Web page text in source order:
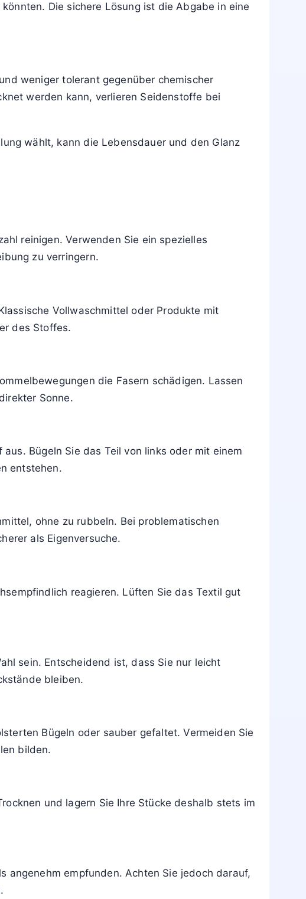
Die sichere Lösung ist die Abgabe in eine
weniger tolerant gegenüber chemischer
werden kann, verlieren Seidenstoffe bei
wählt, kann die Lebensdauer und den Glanz
reinigen. Verwenden Sie ein spezielles
zu verringern.
Vollwaschmittel oder Produkte mit
des Stoffes.
die Fasern schädigen. Lassen
Sonne.
Bügeln Sie das Teil von links oder mit einem
entstehen.
ohne zu rubbeln. Bei problematischen
als Eigenversuche.
reagieren. Lüften Sie das Textil gut
sein. Entscheidend ist, dass Sie nur leicht
bleiben.
Bügeln oder sauber gefaltet. Vermeiden Sie
bilden.
und lagern Sie Ihre Stücke deshalb stets im
angenehm empfunden. Achten Sie jedoch darauf,